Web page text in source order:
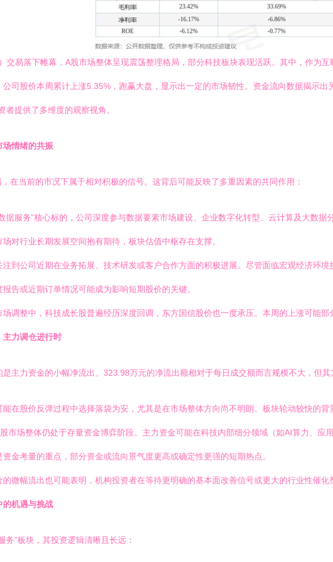
交易落下帷幕，A股市场整体呈现震荡整理格局，部分科技板块表现活跃。其中，作为
司股价本周累计上涨5.35%，跑赢大盘，显示出一定的市场韧性。资金流向数据揭示
者提供了多维度的观察视角。
场情绪的共振
在当前的市况下属于相对积极的信号。这背后可能反映了多重因素的共同作用：
据服务”核心标的，公司深度参与数据要素市场建设、企业数字化转型、云计算及大数
对行业长期发展空间抱有期待，板块估值中枢存在支撑。
注到公司近期在业务拓展、技术研发或客户合作方面的积极进展。尽管面临宏观经济环
告或近期订单情况可能成为影响短期股价的关键。
场调整中，科技成长股普遍经历深度回调，东方国信股价也一度承压。本周的上涨可能
主力调仓进行时
主力资金的小幅净流出。323.98万元的净流出额相对于每日成交额而言规模不大，但其
能在股价反弹过程中选择落袋为安，尤其是在市场整体方向尚不明朗、板块轮动较快的背
股市场整体仍处于存量资金博弈阶段。主力资金可能在科技内部细分领域（如AI算力、
金考量的重点，部分资金或流向景气度更高或确定性更强的短期热点。
的微幅流出也可能表明，机构投资者在等待更明确的基本面改善信号或更大的行业性催
的机遇与挑战
务”板块，其投资逻辑清晰且长远：